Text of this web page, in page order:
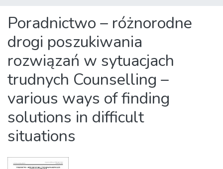
Poradnictwo – różnorodne
drogi poszukiwania
rozwiązań w sytuacjach
trudnych Counselling –
various ways of finding
solutions in difficult
situations